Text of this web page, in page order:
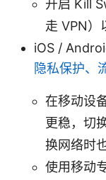
开启 Kill
走 VPN）
iOS /
隐私保护、
在移动设
更稳，切
换网络时
使用移动